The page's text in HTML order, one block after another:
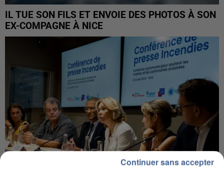
IL TUE SON FILS ET ENVOIE DES PHOTOS À SON
EX-COMPAGNE À NICE
Continuer sans accepter